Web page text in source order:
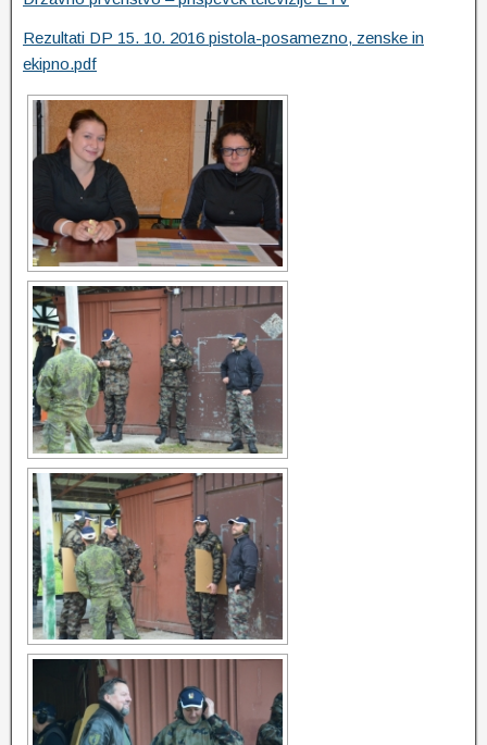
Rezultati DP 15. 10. 2016 pistola-posamezno, zenske in
ekipno.pdf